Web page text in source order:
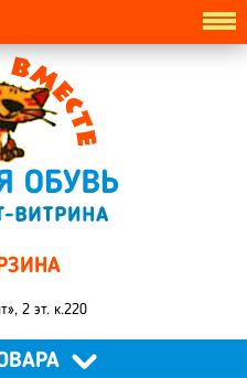
2 эт. к.220